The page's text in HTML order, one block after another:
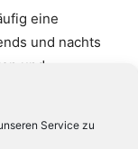
Service zu
eine
und nachts
und
auf
Passwort